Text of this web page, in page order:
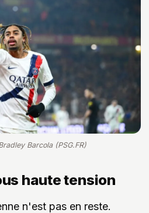
Barcola (PSG.FR)
haute tension
n'est pas en reste.